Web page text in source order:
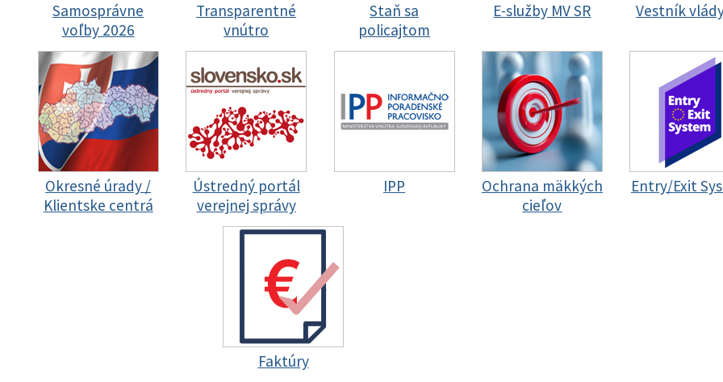
Samosprávne
voľby 2026
Transparentné
vnútro
Staň sa
policajtom
E-služby MV SR Vestník
Okresné úrady /
Klientske centrá
Ústredný portál
verejnej správy
IPP
Ochrana mäkkých
cieľov
Entry/Exit
Faktúry